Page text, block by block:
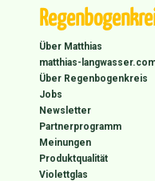
Über Matthias
matthias-
Über Regenbogenkreis
Jobs
Newsletter
Partnerprogramm
Meinungen
Produktqualität
Violettglas